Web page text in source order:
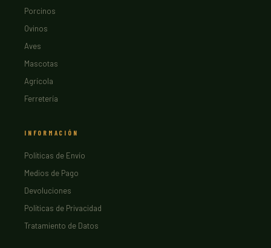
Porcinos
Ovinos
Aves
Mascotas
Agrícola
Ferretería
INFORMACIÓN
Políticas de Envío
Medios de Pago
Devoluciones
Políticas de Privacidad
Tratamiento de Datos